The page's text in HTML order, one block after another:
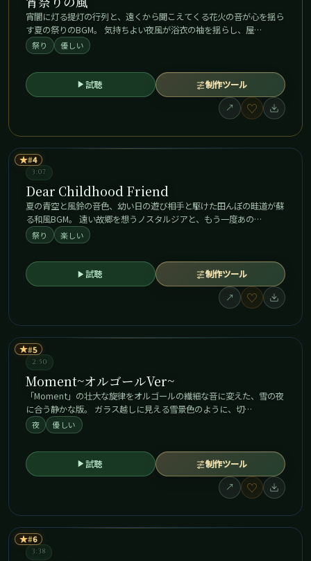
宵闇に灯る提灯の行列と、遠くから聞こえてくる花火の音が心を揺ら
す夏の祭りのBGM。 気持ちよい夜風が浴衣の袖を揺らし、屋…
祭り 優しい
試聴
制作ツール
↗
♡
★ 4
3:07
Dear Childhood Friend
夏の青空と風鈴の音色、幼い日の遊び相手と駆けた田んぼの畦道が蘇
る和風BGM。 遠い故郷を想うノスタルジアと、もう一度あの…
祭り 楽しい
試聴
制作ツール
↗
♡
★ 5
2:50
Moment~オルゴールVer~
「Moment」の壮大な旋律をオルゴールの繊細な音に変えた、雪の夜
に合う静かな版。 ガラス越しに見える雪景色のように、切…
夜 優しい
試聴
制作ツール
↗
♡
★ 6
3:38